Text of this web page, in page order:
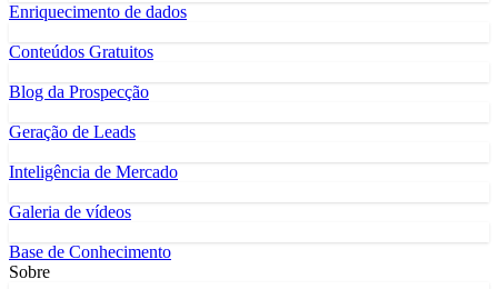
Enriquecimento de dados
Conteúdos Gratuitos
Blog da Prospecção
Geração de Leads
Inteligência de Mercado
Galeria de vídeos
Base de Conhecimento
Sobre